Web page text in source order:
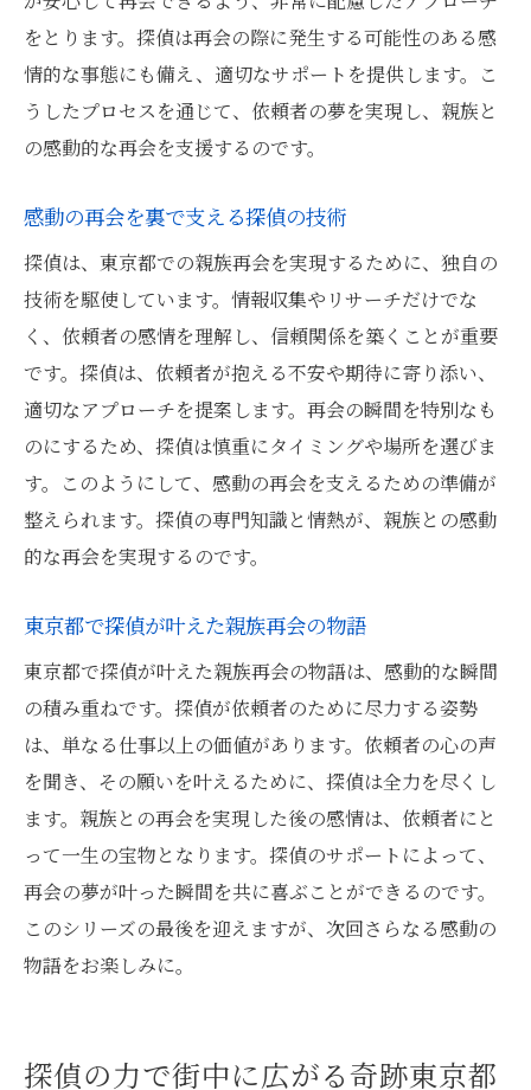
をとります。探偵は再会の際に発生する可能性のある感
情的な事態にも備え、適切なサポートを提供します。こ
うしたプロセスを通じて、依頼者の夢を実現し、親族と
の感動的な再会を支援するのです。
感動の再会を裏で支える探偵の技術
探偵は、東京都での親族再会を実現するために、独自の
技術を駆使しています。情報収集やリサーチだけでな
く、依頼者の感情を理解し、信頼関係を築くことが重要
です。探偵は、依頼者が抱える不安や期待に寄り添い、
適切なアプローチを提案します。再会の瞬間を特別なも
のにするため、探偵は慎重にタイミングや場所を選びま
す。このようにして、感動の再会を支えるための準備が
整えられます。探偵の専門知識と情熱が、親族との感動
的な再会を実現するのです。
東京都で探偵が叶えた親族再会の物語
東京都で探偵が叶えた親族再会の物語は、感動的な瞬間
の積み重ねです。探偵が依頼者のために尽力する姿勢
は、単なる仕事以上の価値があります。依頼者の心の声
を聞き、その願いを叶えるために、探偵は全力を尽くし
ます。親族との再会を実現した後の感情は、依頼者にと
って一生の宝物となります。探偵のサポートによって、
再会の夢が叶った瞬間を共に喜ぶことができるのです。
このシリーズの最後を迎えますが、次回さらなる感動の
物語をお楽しみに。
探偵の力で街中に広がる奇跡東京都